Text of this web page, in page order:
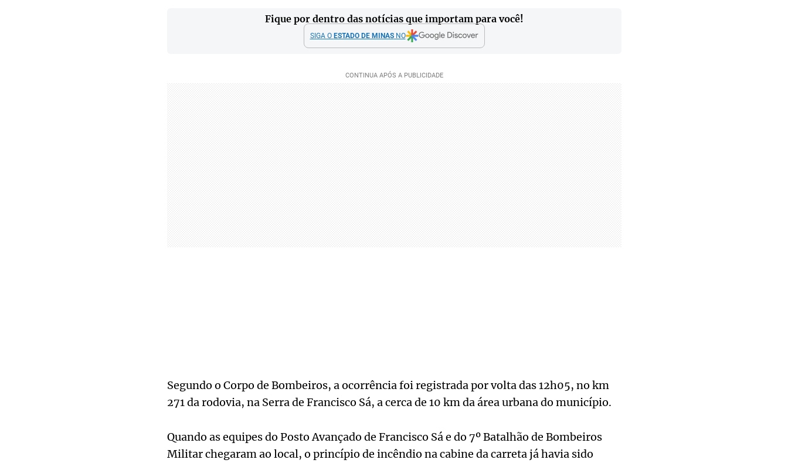
Fique por dentro das notícias que importam para você!
SIGA O ESTADO DE MINASNO
Segundo o Corpo de Bombeiros, a ocorrência foi registrada por volta das 12h05, no km
271 da rodovia, na Serra de Francisco Sá, a cerca de 10 km da área urbana do município.
Quando as equipes do Posto Avançado de Francisco Sá e do 7º Batalhão de Bombeiros
Militar chegaram ao local, o princípio de incêndio na cabine da carreta já havia sido